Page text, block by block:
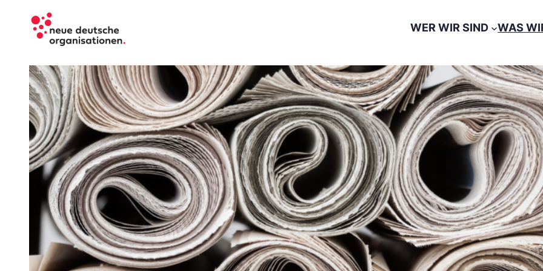
WER WIR SIND WAS